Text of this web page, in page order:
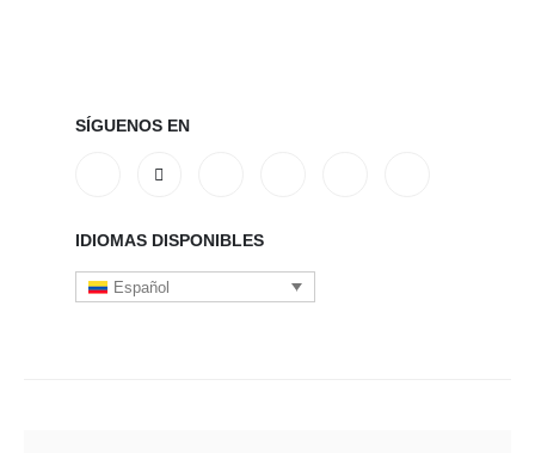
SÍGUENOS EN
IDIOMAS DISPONIBLES
Español